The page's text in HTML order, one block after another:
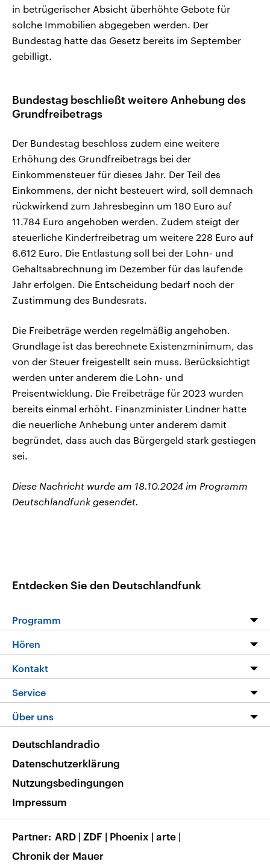
in betrügerischer Absicht überhöhte Gebote für
solche Immobilien abgegeben werden. Der
Bundestag hatte das Gesetz bereits im September
gebilligt.
Bundestag beschließt weitere Anhebung des
Grundfreibetrags
Der Bundestag beschloss zudem eine weitere
Erhöhung des Grundfreibetrags bei der
Einkommensteuer für dieses Jahr. Der Teil des
Einkommens, der nicht besteuert wird, soll demnach
rückwirkend zum Jahresbeginn um 180 Euro auf
11.784 Euro angehoben werden. Zudem steigt der
steuerliche Kinderfreibetrag um weitere 228 Euro auf
6.612 Euro. Die Entlastung soll bei der Lohn- und
Gehaltsabrechnung im Dezember für das laufende
Jahr erfolgen. Die Entscheidung bedarf noch der
Zustimmung des Bundesrats.
Die Freibeträge werden regelmäßig angehoben.
Grundlage ist das berechnete Existenzminimum, das
von der Steuer freigestellt sein muss. Berücksichtigt
werden unter anderem die Lohn- und
Preisentwicklung. Die Freibeträge für 2023 wurden
bereits einmal erhöht. Finanzminister Lindner hatte
die neuerliche Anhebung unter anderem damit
begründet, dass auch das Bürgergeld stark gestiegen
sei.
Diese Nachricht wurde am 18.10.2024 im Programm
Deutschlandfunk gesendet.
Entdecken Sie den Deutschlandfunk
Programm
Programm
Die Nachrichten
Nachrichtenleicht
Neue Beiträge auf dlf.de
Hören
Livestream
Podcasts
Deutschlandfunk App
Nachrichten App
Frequenzen
Kontakt
Hörerservice
Service
FAQ
Veranstaltungen
Musikliste
RSS
Über uns
Barrierefreiheit
Deutschlandradio
Datenschutzerklärung
Nutzungsbedingungen
Impressum
Partner ARD | ZDF | Phoenix | arte |
Chronik der Mauer